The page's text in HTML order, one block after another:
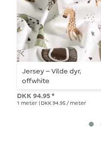
Jersey – Vilde dyr,
offwhite
DKK 94.95 *
1 meter | DKK 94.95 / meter